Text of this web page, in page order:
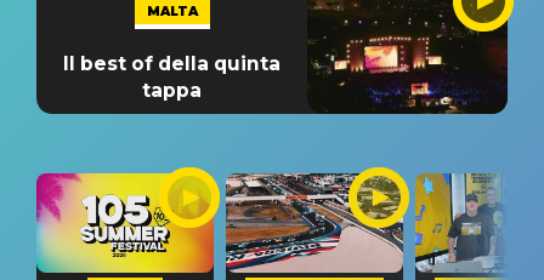
MALTA
Il best of della quinta
tappa